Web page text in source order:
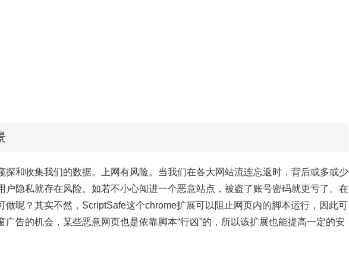
探和收集我们的数据。上网有风险。当我们在各大网站流连忘返时，背后或多或少
户隐私就存在风险。如若不小心闯进一个恶意站点，被盗了账号密码就更亏了。在
做呢？其实不然，ScriptSafe这个chrome扩展可以阻止网页内的脚本运行，因此可
广告的机会，某些恶意网页也是依靠脚本“行凶”的，所以该扩展也能提高一定的安